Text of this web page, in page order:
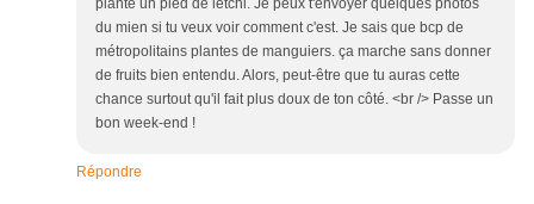
planté un pied de letchi. Je peux t'envoyer quelques photos
du mien si tu veux voir comment c'est. Je sais que bcp de
métropolitains plantes de manguiers. ça marche sans donner
de fruits bien entendu. Alors, peut-être que tu auras cette
chance surtout qu'il fait plus doux de ton côté. <br /> Passe un
bon week-end !
Répondre